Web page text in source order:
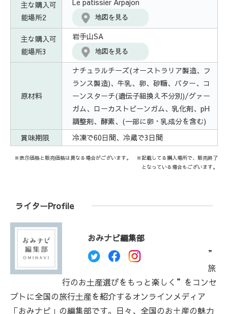
主な購入可
能場所2
地図を見る
主な購入可
能場所3
岩手山SA
地図を見る
原材料
ナチュラルチーズ(オーストラリア製造、フ
ランス製造)、牛乳、卵、砂糖、バター、コ
ーンスターチ(遺伝子組換え不分別)/グァー
ガム、ローカストビーンガム、乳化剤、pH
調整剤、酵素、(一部に卵・乳成分を含む)
賞味期限
冷凍で60日間、冷蔵で3日間
※表示価格と販売価格は異なる場合がございます。 ※記載してる購入場所で、販売終了
となっている場合もございます。
ライターProfile
おみナビ編集部
”
旅
行のお土産選びをもっと楽しく”をコンセ
プトに全国の旅行土産を紹介するオンラインメディア
「おみナビ」の編集部です。日々、全国のお土産の魅力